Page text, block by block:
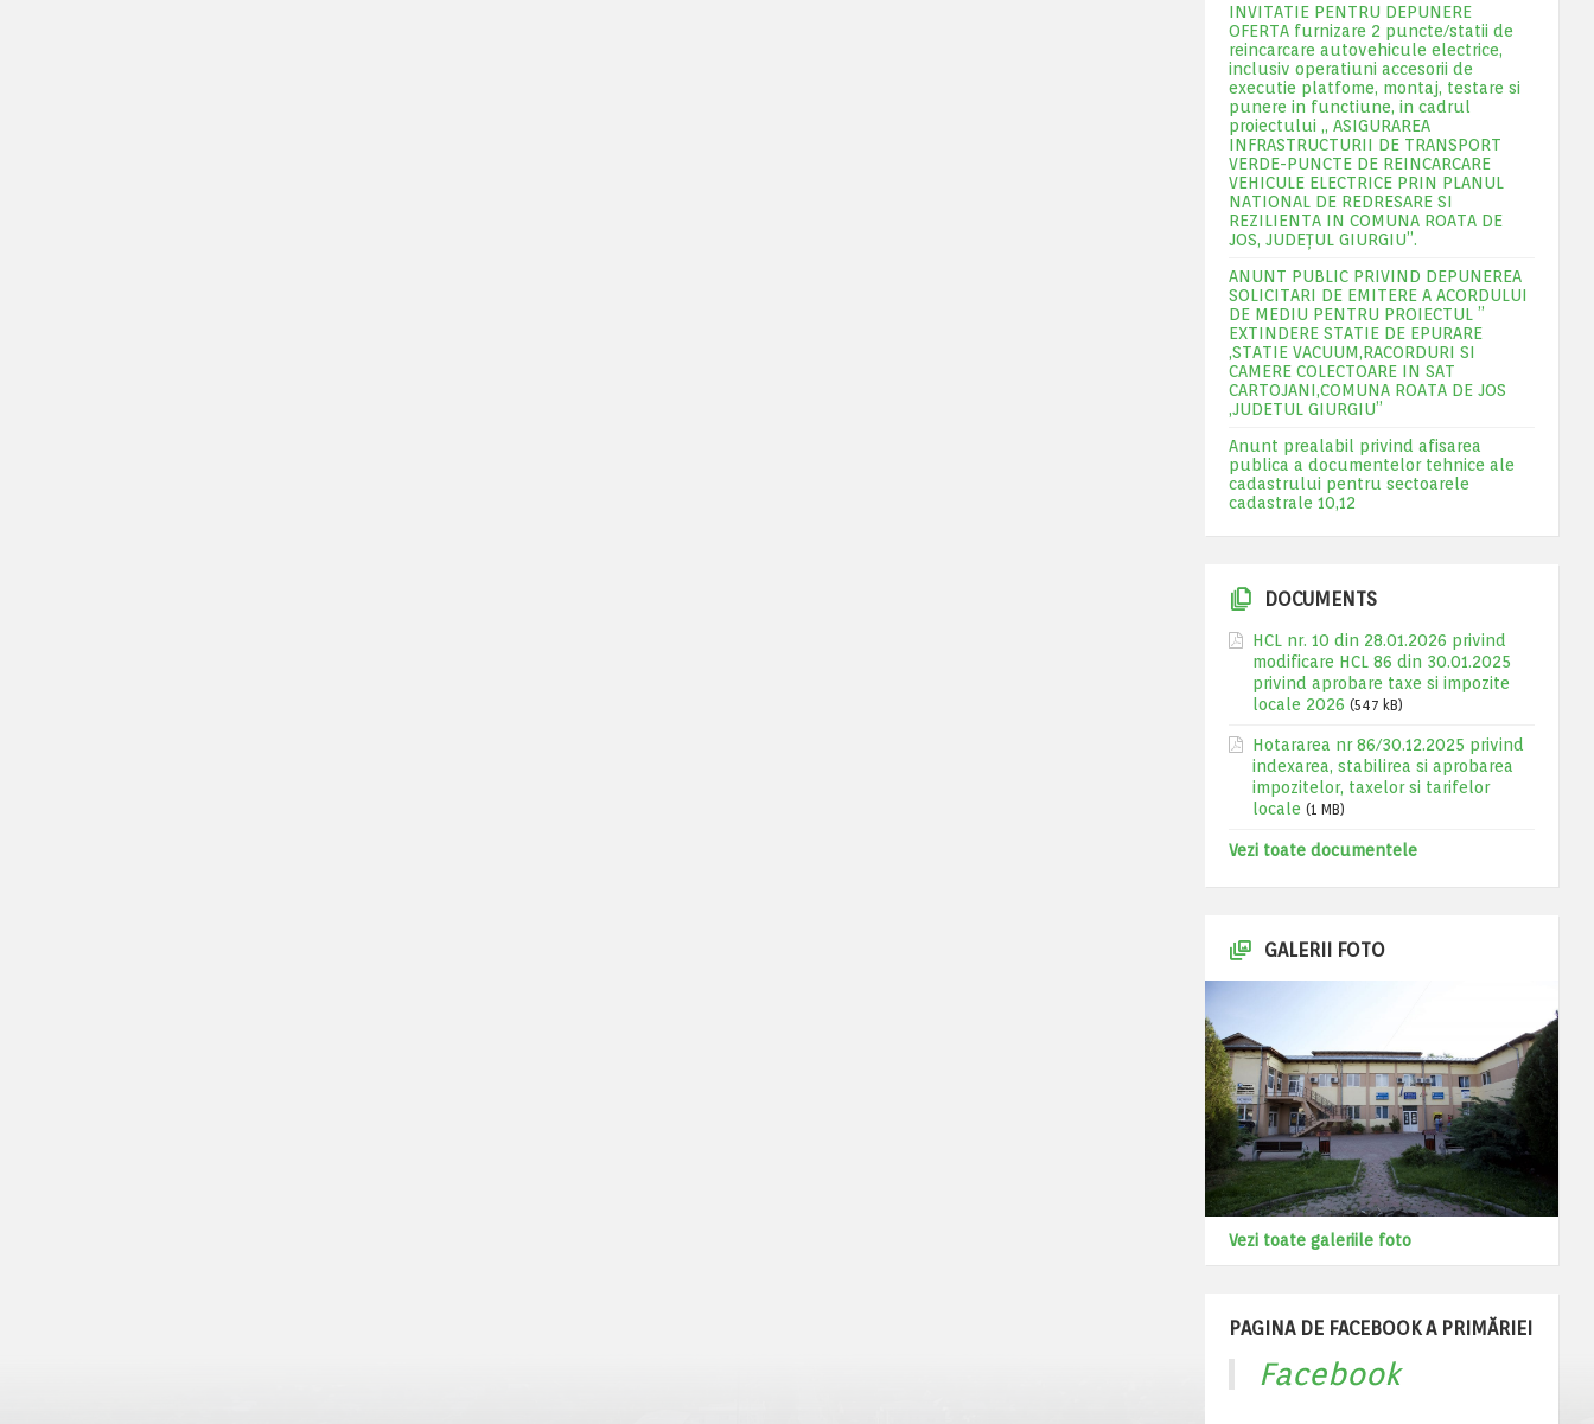
INVITATIE PENTRU DEPUNERE
OFERTA furnizare 2 puncte/statii de
reincarcare autovehicule electrice,
inclusiv operatiuni accesorii de
executie platfome, montaj, testare si
punere in functiune, in cadrul
proiectului „ ASIGURAREA
INFRASTRUCTURII DE TRANSPORT
VERDE-PUNCTE DE REINCARCARE
VEHICULE ELECTRICE PRIN PLANUL
NATIONAL DE REDRESARE SI
REZILIENTA IN COMUNA ROATA DE
JOS, JUDEŢUL GIURGIU”.
ANUNT PUBLIC PRIVIND DEPUNEREA
SOLICITARI DE EMITERE A ACORDULUI
DE MEDIU PENTRU PROIECTUL ”
EXTINDERE STATIE DE EPURARE
,STATIE VACUUM,RACORDURI SI
CAMERE COLECTOARE IN SAT
CARTOJANI,COMUNA ROATA DE JOS
,JUDETUL GIURGIU”
Anunt prealabil privind afisarea
publica a documentelor tehnice ale
cadastrului pentru sectoarele
cadastrale 10,12
DOCUMENTS
HCL nr. 10 din 28.01.2026 privind
modificare HCL 86 din 30.01.2025
privind aprobare taxe si impozite
locale 2026 (547 kB)
Hotararea nr 86/30.12.2025 privind
indexarea, stabilirea si aprobarea
impozitelor, taxelor si tarifelor
locale (1 MB)
Vezi toate documentele
GALERII FOTO
Vezi toate galeriile foto
PAGINA DE FACEBOOK A PRIMĂRIEI
Facebook